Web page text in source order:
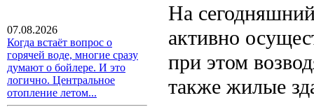
07.08.2026
Когда встаёт вопрос о
горячей воде, многие сразу
думают о бойлере. И это
логично. Центральное
отопление летом...
На
активно
при этом
также жилые